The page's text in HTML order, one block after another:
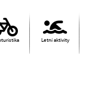
Letní aktivity